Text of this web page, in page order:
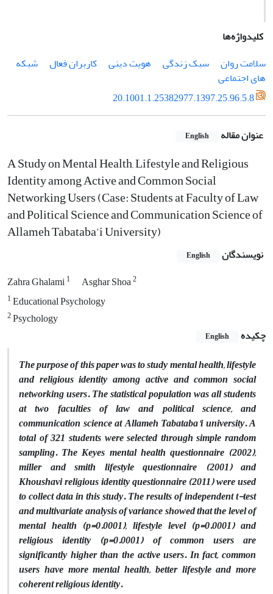
کلیدواژه‌ها
سلامت روان
سبک زندگی هویت دینی کاربران فعال
شبکه­‌
های اجتماعی
20.1001.1.25382977.1397.25.96.5.8
عنوان مقاله English
A Study on Mental Health, Lifestyle and Religious
Identity among Active and Common Social
Networking Users (Case: Students at Faculty of Law
and Political Science and Communication Science of
Allameh Tabataba'i University)
نویسندگان English
Zahra Ghalami1 Asghar Shoa2
1Educational Psychology
2Psychology
چکیده
English
The purpose of this paper was to study mental health, lifestyle
and religious identity among active and common social
networking users. The statistical population was all students
at two faculties of law and political science, and
communication science at Allameh Tabataba'i university. A
total of 321 students were selected through simple random
sampling. The Keyes mental health questionnaire (2002),
miller and smith lifestyle questionnaire (2001) and
Khoushavi religious identity questionnaire (2011) were used
to collect data in this study. The results of independent t-test
and multivariate analysis of variance showed that the level of
mental health (p=‌0.0001), lifestyle level (p=‌0.0001)and
religious identity (p=‌0.0001) of common users are
significantly higher than the active users. In fact, common
users have more mental health, better lifestyle and more
coherent religious identity.